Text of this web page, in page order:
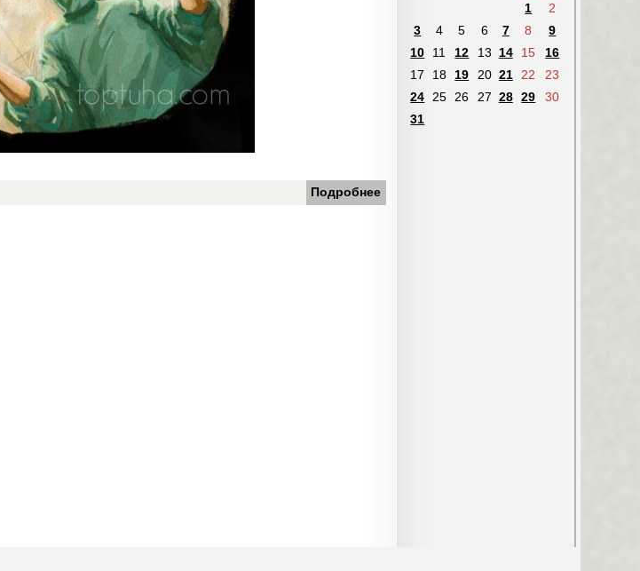
Подробнее
1
2
3
4 5 6 7 8
9
10
11 12 13 14 15
16
17
18 19 20 21 22
23
24
25 26 27 28 29
30
31